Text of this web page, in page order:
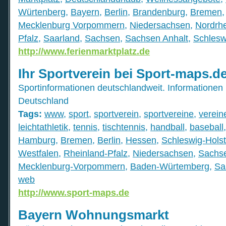
Würtenberg, Bayern, Berlin, Brandenburg, Bremen
Mecklenburg Vorpommern, Niedersachsen,
Pfalz, Saarland, Sachsen, Sachsen Anhalt,
http://www.ferienmarktplatz.de
Ihr Sportverein bei Sport-
Sportinformationen deutschlandweit.
Deutschland
Tags: www, sport, sportverein, sportvereine,
leichtathletik, tennis, tischtennis, handball, baseball
Hamburg, Bremen, Berlin, Hessen, Schleswig-
Westfalen, Rheinland-Pfalz, Niedersachsen,
Mecklenburg-Vorpommern, Baden-Würtemberg,
web
http://www.sport-maps.de
Bayern Wohnungsmarkt